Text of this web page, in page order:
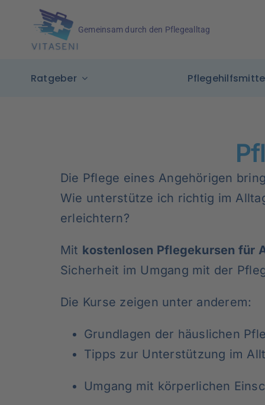
Gemeinsam durch den Pflegealltag
Ratgeber
Die Pflege eines Angehörigen
Wie unterstütze ich richtig im
erleichtern?
Mit kostenlosen Pflegekursen für
Sicherheit im Umgang mit der
Die Kurse zeigen unter anderem:
Grundlagen der häuslichen
Tipps zur Unterstützung im
Umgang mit körperlichen